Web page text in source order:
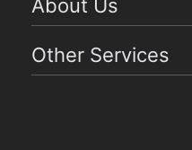
About Us
Other Services